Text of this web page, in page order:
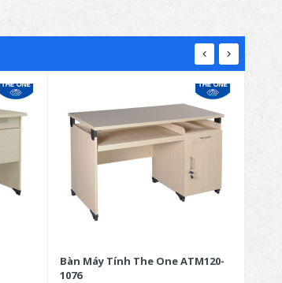
Bàn Máy Tính The One ATM120-
1076